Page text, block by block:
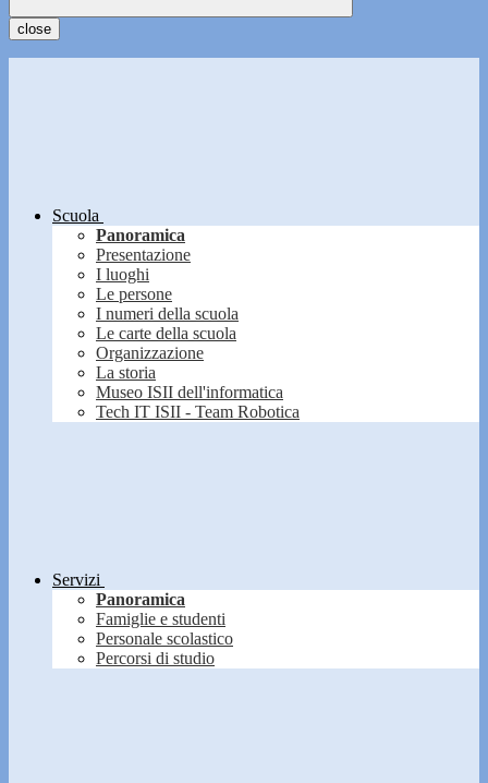
close
Scuola
Panoramica
Presentazione
I luoghi
Le persone
I numeri della scuola
Le carte della scuola
Organizzazione
La storia
Museo ISII dell'informatica
Tech IT ISII - Team Robotica
Servizi
Panoramica
Famiglie e studenti
Personale scolastico
Percorsi di studio